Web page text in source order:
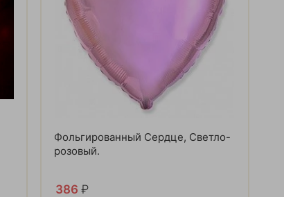
Фольгированный Сердце, Светло-
розовый.
386 ₽